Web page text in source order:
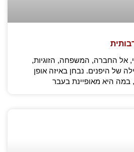
אל החברה, המשפחה, הזוגיות,
של היפנים. נבחן באיזה אופן
במה היא מאופיינת בעבר